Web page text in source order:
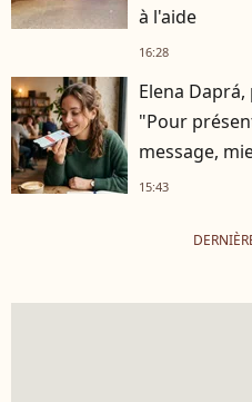
à l'aide
16:28
Elena
"Pour
message,
15:43